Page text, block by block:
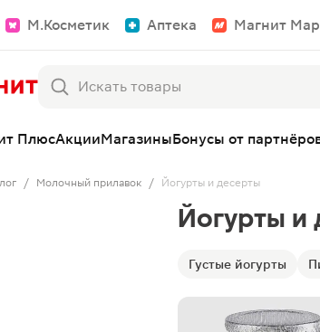
М.Косметик Аптека Магнит
ПлюсАкцииМагазиныБонусы от
/ Молочный прилавок / Йогурты и десерты
Йогурты и
Густые йогурты